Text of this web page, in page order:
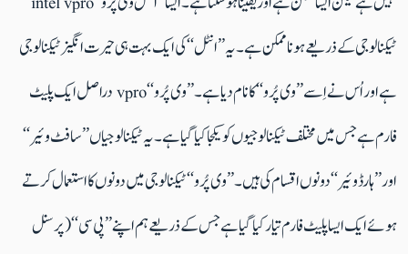
ٹیکنالوجی کے ذریعے ہونا ممکن ہے۔ یہ ’’انٹل‘‘ کی ایک بہت ہی حیرت انگیز ٹیکنالوجی
ہے اور اُس نے اِسے ’’وی پُرو‘‘ کا نام دیا ہے۔ ’’وی پُرو‘‘ vpro دراصل ایک پلیٹ
فارم ہے جس میں مختلف ٹیکنالوجیوں کو یکجا کیا گیا ہے۔ یہ ٹیکنالوجیاں ’’سافٹ وئیر‘‘
اور ’’ہارڈ وئیر‘‘ دونوں اقسام کی ہیں۔ ’’وی پُرو‘‘ ٹیکنالوجی میں دونوں کا استعمال کرتے
ہوئے ایک ایسا پلیٹ فارم تیار کیا گیا ہے جس کے ذریعے ہم اپنے ’’پی سی‘‘ (پرسنل